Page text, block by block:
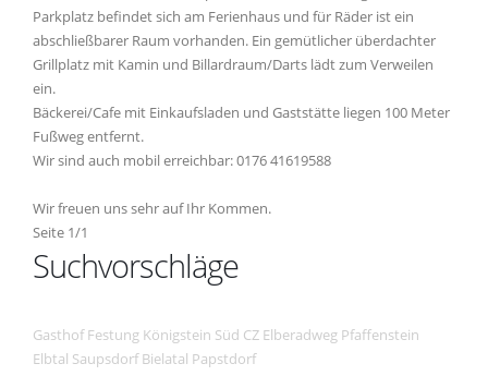
Parkplatz befindet sich am Ferienhaus und für Räder ist ein
abschließbarer Raum vorhanden. Ein gemütlicher überdachter
Grillplatz mit Kamin und Billardraum/Darts lädt zum Verweilen
ein.
Bäckerei/Cafe mit Einkaufsladen und Gaststätte liegen 100 Meter
Fußweg entfernt.
Wir sind auch mobil erreichbar: 0176 41619588
Wir freuen uns sehr auf Ihr Kommen.
Seite 1/1
Suchvorschläge
Gasthof Festung Königstein Süd CZ Elberadweg Pfaffenstein
Elbtal Saupsdorf Bielatal Papstdorf